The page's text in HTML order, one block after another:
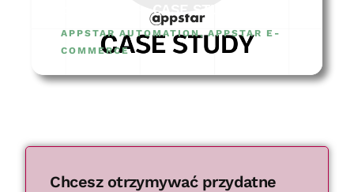
pakowaczy – CASE STUDY
APPSTAR AUTOMATION,APPSTAR E-
COMMERCE
Chcesz otrzymywać przydatne